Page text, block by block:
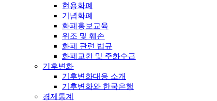
현용화폐
기념화폐
화폐홍보교육
위조 및 훼손
화폐 관련 법규
화폐교환 및 주화수급
기후변화
기후변화대응 소개
기후변화와 한국은행
경제통계